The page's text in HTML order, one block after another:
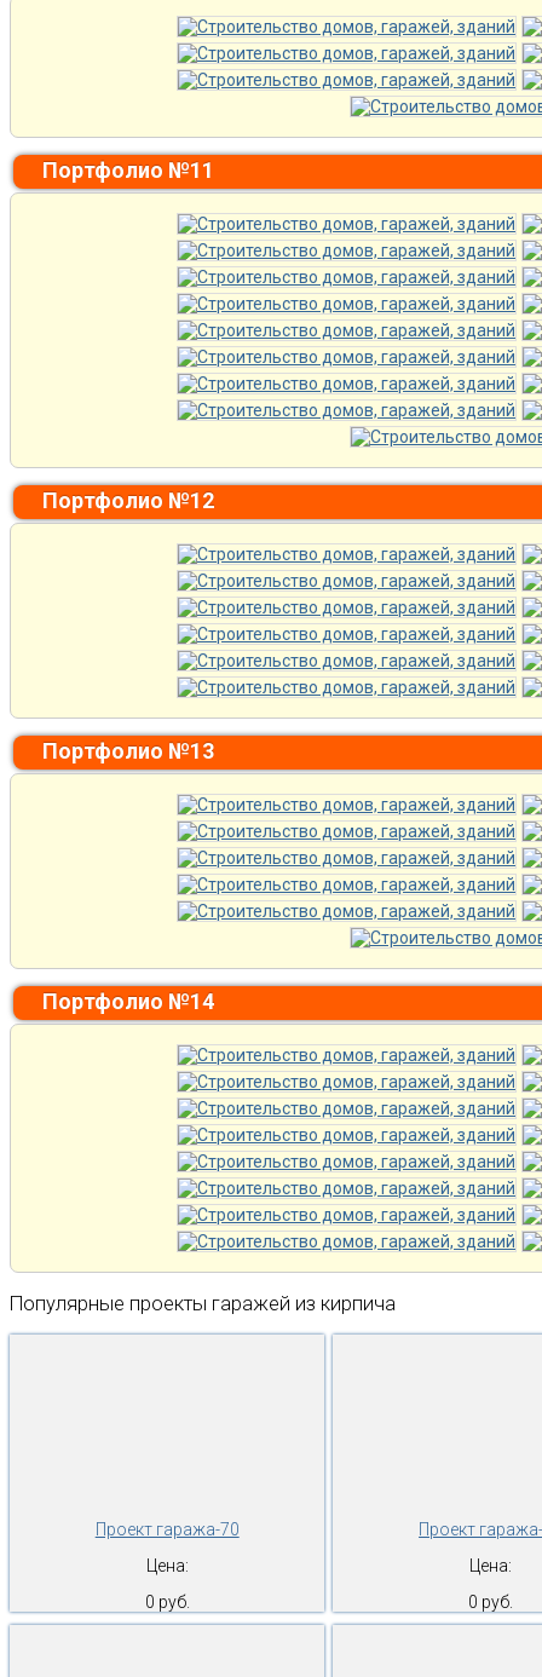
Портфолио №11
Портфолио №12
Портфолио №13
Портфолио №14
Популярные проекты гаражей из кирпича
Проект гаража-70
Цена:
0 руб.
Проект
Цена:
0 руб.